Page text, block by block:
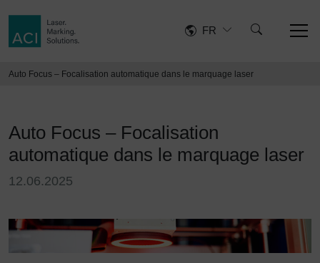
FR
Auto Focus – Focalisation automatique dans le marquage laser
Auto Focus – Focalisation
automatique dans le marquage laser
12.06.2025